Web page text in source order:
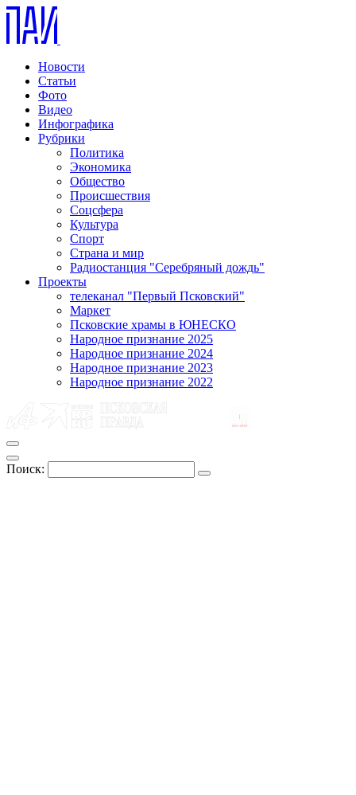
Новости
Статьи
Фото
Видео
Инфографика
Рубрики
Политика
Экономика
Общество
Происшествия
Соцсфера
Культура
Спорт
Страна и мир
Радиостанция "Серебряный дождь"
Проекты
телеканал "Первый Псковский"
Маркет
Псковские храмы в ЮНЕСКО
Народное признание 2025
Народное признание 2024
Народное признание 2023
Народное признание 2022
Поиск: